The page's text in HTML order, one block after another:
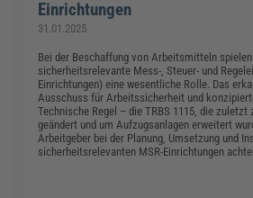
Einrichtungen
31.01.2025
Bei der Beschaffung von Arbeitsmitteln
sicherheitsrelevante Mess-, Steuer- und
Einrichtungen) eine wesentliche Rolle. Das
Ausschuss für Arbeitssicherheit und
Technische Regel – die TRBS 1115, die zuletzt
geändert und um Aufzugsanlagen erweitert
Arbeitgeber bei der Planung, Umsetzung und
sicherheitsrelevanten MSR-Einrichtungen